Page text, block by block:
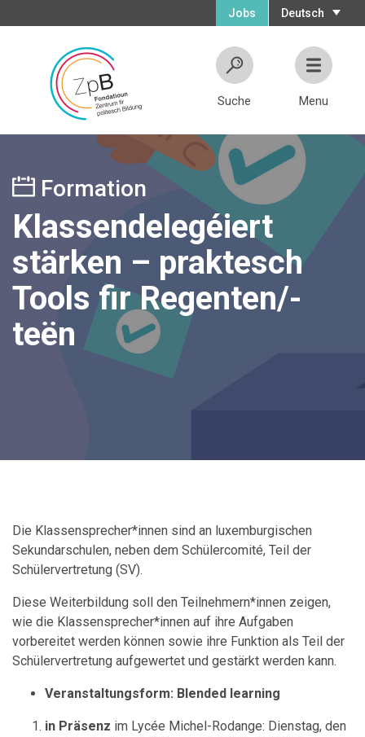
Deutsch
Jobs
Suche Menu
Formation
Klassendelegéiert
stärken – praktesch
Tools fir Regenten/-
teën
Die Klassensprecher*innen sind an luxemburgischen
Sekundarschulen, neben dem Schülercomité, Teil der
Schülervertretung (SV).
Diese Weiterbildung soll den Teilnehmern*innen zeigen,
wie die Klassensprecher*innen auf ihre Aufgaben
vorbereitet werden können sowie ihre Funktion als Teil der
Schülervertretung aufgewertet und gestärkt werden kann.
Veranstaltungsform: Blended learning
in Präsenz im Lycée Michel-Rodange: Dienstag, den